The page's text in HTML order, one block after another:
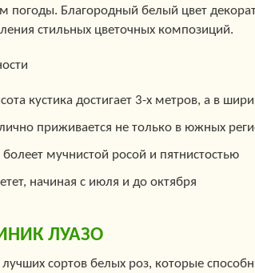
погоды. Благородный белый цвет
стильных цветочных композиций.
кустика достигает 3-х метров, а в
приживается не только в южных
болеет мучнистой росой и пятнистостью
начиная с июля и до октября
ЛУАЗО
сортов белых роз, которые